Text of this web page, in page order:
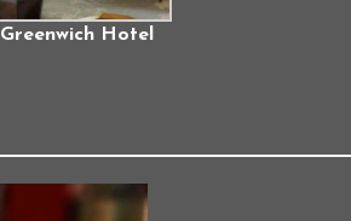
Greenwich Hotel